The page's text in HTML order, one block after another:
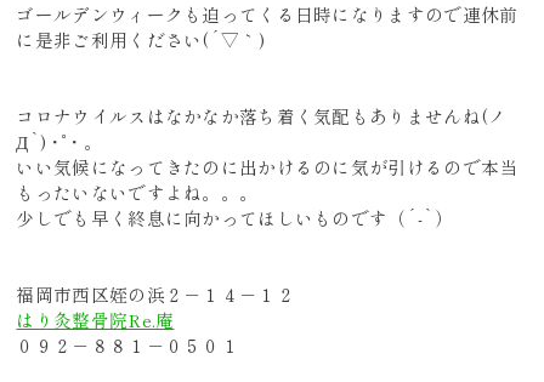
ゴールデンウィークも迫ってくる日時になりますので連休前
に是非ご利用ください(´▽｀)
コロナウイルスはなかなか落ち着く気配もありませんね(ノ
Д`)・゜・。
いい気候になってきたのに出かけるのに気が引けるので本当
もったいないですよね。。。
少しでも早く終息に向かってほしいものです（´-`）
福岡市西区姪の浜２－１４－１２
はり灸整骨院Re.庵
０９２－８８１－０５０１